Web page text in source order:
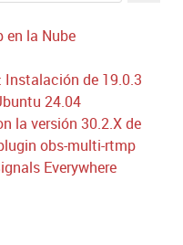
en la Nube
Instalación de 19.0.3
24.04
la versión 30.2.X de
obs-multi-rtmp
Everywhere